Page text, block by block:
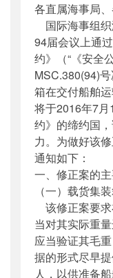
各直属海事局
国际海事组
94届会议上通
约》（“《安全
MSC.380(94)
箱在交付船舶
将于2016年7
约》的缔约国
力。为做好该
通知如下：
一、修正案的
（一）载货集
该修正案要
当对其实际重
应当验证其毛
据的形式尽早
人，以供准备